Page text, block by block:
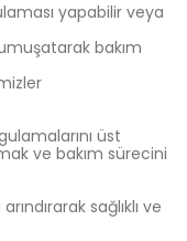
yapabilir veya
bakım
üst
ve bakım sürecini
sağlıklı ve